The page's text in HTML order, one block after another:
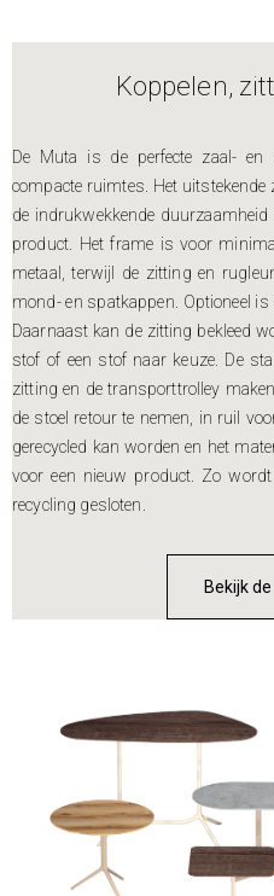
Koppelen,
De Muta is de perfecte zaal-
compacte ruimtes. Het uitstekende
de indrukwekkende
product. Het frame is voor
metaal, terwijl de zitting en
mond- en spatkappen. Optioneel
Daarnaast kan de zitting bekleed
stof of een stof naar keuze. De
zitting en de transporttrolley
de stoel retour te nemen, in ruil
gerecycled kan worden en het
voor een nieuw product. Zo
recycling gesloten.
Bekijk